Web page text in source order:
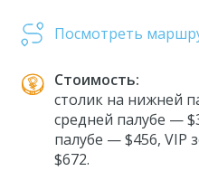
Посмотреть
Стоимость:
cтолик на нижней
средней палубе —
палубе —$456, VIP
$672.